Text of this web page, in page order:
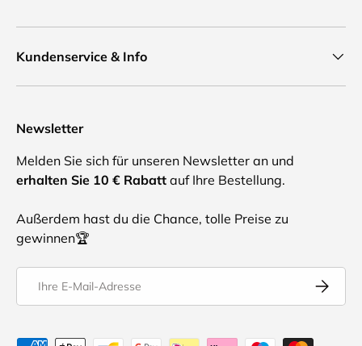
Kundenservice & Info
Newsletter
Melden Sie sich für unseren Newsletter an und
erhalten Sie 10 € Rabatt auf Ihre Bestellung.
Außerdem hast du die Chance, tolle Preise zu
gewinnen🏆